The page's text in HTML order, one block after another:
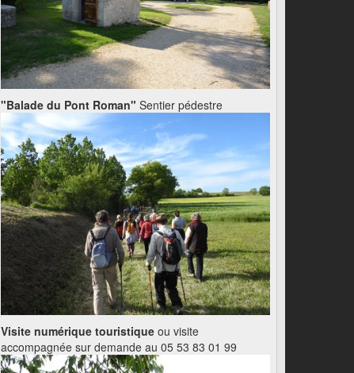
"Balade du Pont Roman" Sentier pédestre
Visite numérique touristique ou visite
accompagnée sur demande au 05 53 83 01 99